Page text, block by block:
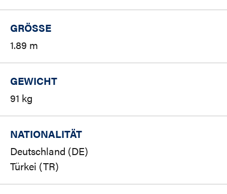
GRÖSSE
1.89 m
GEWICHT
91 kg
NATIONALITÄT
Deutschland (DE)
Türkei (TR)